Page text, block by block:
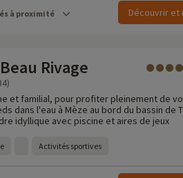
à proximité Découvrir
Rivage
et familial, pour profiter pleinement de
dans l'eau à Mèze au bord du bassin de
idyllique avec piscine et aires de jeux
Activités sportives